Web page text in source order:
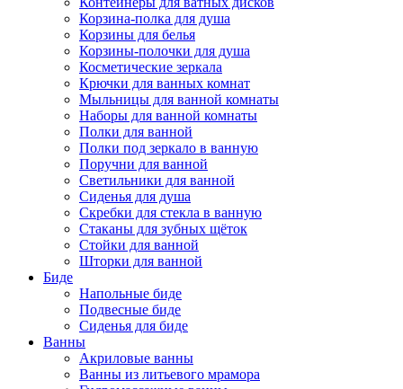
Корзина-полка для душа
Корзины для белья
Корзины-полочки для душа
Косметические зеркала
Крючки для ванных комнат
Мыльницы для ванной комнаты
Наборы для ванной комнаты
Полки для ванной
Полки под зеркало в ванную
Поручни для ванной
Светильники для ванной
Сиденья для душа
Скребки для стекла в ванную
Стаканы для зубных щёток
Стойки для ванной
Шторки для ванной
Биде
Напольные биде
Подвесные биде
Сиденья для биде
Ванны
Акриловые ванны
Ванны из литьевого мрамора